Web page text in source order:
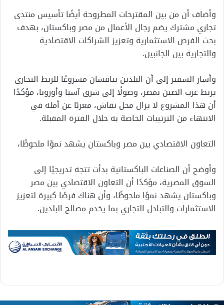
وأضاف أن من بين المقترحات المطروحة أيضًا تأسيس منتدى
تجاري مشترك يضم رجال الأعمال من مصر وباكستان، بهدف
بحث الفرص الاستثمارية وتعزيز الشراكات الاقتصادية
والتجارية بين الجانبين.
وأشار السفير إلى أن البلدين يناقشان مشروعًا للربط التجاري
يربط غرب الصين بمصر، وصولًا إلى شرق آسيا وأوروبا، مؤكدًا
أن هذا المشروع لا يزال محل نقاش، معربًا عن أمله في
الانتهاء من الترتيبات الخاصة به خلال الفترة المقبلة.
التعاون الاقتصادي بين مصر وباكستان يشهد نموًا ملحوظًا،
وأوضح أن الصناعات الباكستانية بدأت تتجه تدريجيًا إلى
السوق المصرية، مؤكدًا أن التعاون الاقتصادي بين مصر
وباكستان يشهد نموًا ملحوظًا، وأن هناك فرصًا كبيرة لتعزيز
الاستثمارات والتبادل التجاري بما يخدم مصالح البلدين.